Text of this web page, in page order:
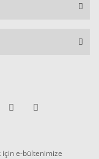
e-bültenimize